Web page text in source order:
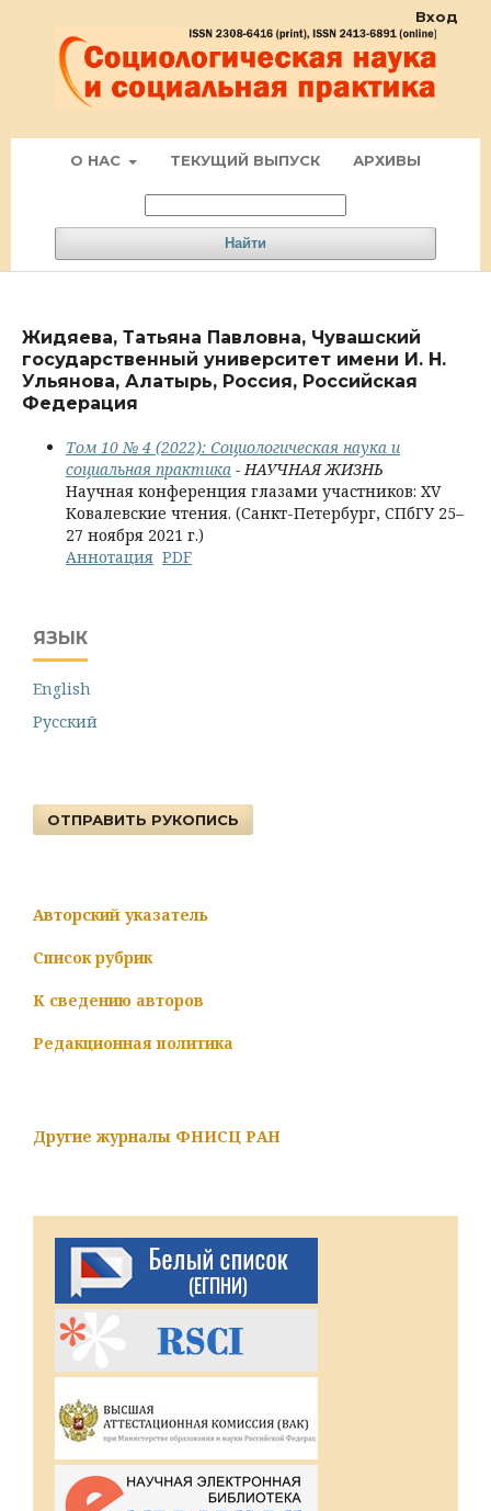
О НАС ТЕКУЩИЙ ВЫПУСК АРХИВЫ
Найти
Вход
Жидяева, Татьяна Павловна, Чувашский
государственный университет имени И. Н.
Ульянова, Алатырь, Россия, Российская
Федерация
Том 10 № 4 (2022): Социологическая наука и
социальная практика - НАУЧНАЯ ЖИЗНЬ
Научная конференция глазами участников: XV
Ковалевские чтения. (Санкт-Петербург, СПбГУ 25–
27 ноября 2021 г.)
Аннотация PDF
ЯЗЫК
English
Русский
ОТПРАВИТЬ РУКОПИСЬ
Авторский указатель
Список рубрик
К сведению авторов
Редакционная политика
Другие журналы ФНИСЦ РАН